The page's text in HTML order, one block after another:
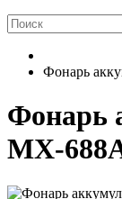
Фонарь
Фонарь
МХ-